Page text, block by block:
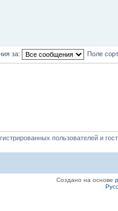
за: Поле
пользователей и
Создано на основе